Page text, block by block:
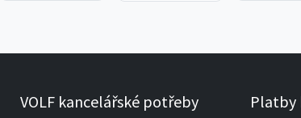
VOLF kancelářské potřeby Platby